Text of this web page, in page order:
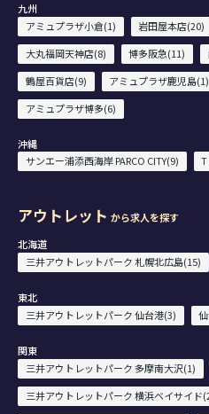
九州
アミュプラザ小倉(1)
岩田屋本店(20)
大丸福岡天神店(8)
博多阪急(11)
鶴屋百貨店(9)
アミュプラザ鹿児島(1)
アミュプラザ博多(6)
沖縄
サンエー浦添西海岸 PARCO CITY(9)
アウトレット から求人を探す
北海道
三井アウトレットパーク 札幌北広島(15)
東北
三井アウトレットパーク 仙台港(3)
関東
三井アウトレットパーク 多摩南大沢(1)
三井アウトレットパーク 横浜ベイサイド